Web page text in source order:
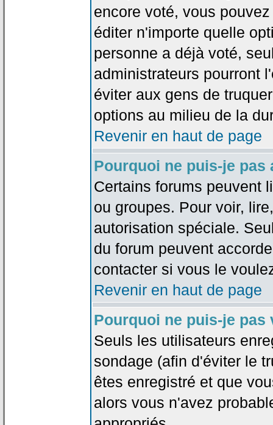
encore voté, vous
éditer n'importe quelle
personne a déjà voté,
administrateurs pourront
éviter aux gens de
options au milieu de la
Revenir en haut de page
Pourquoi ne puis-je pas
Certains forums peuvent
ou groupes. Pour voir,
autorisation spéciale.
du forum peuvent
contacter si vous le
Revenir en haut de page
Pourquoi ne puis-je pas
Seuls les utilisateurs
sondage (afin d'éviter le
êtes enregistré et que
alors vous n'avez